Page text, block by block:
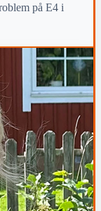
på E4 i